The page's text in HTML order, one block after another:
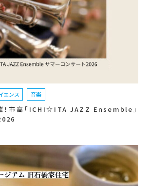
エンス 音楽
！市高「ICHI☆ITA JAZZ Ensemble」